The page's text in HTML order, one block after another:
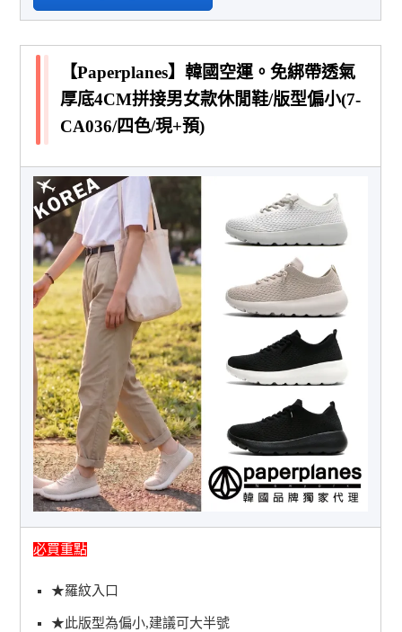
【Paperplanes】韓國空運。免綁帶透氣
厚底4CM拼接男女款休閒鞋/版型偏小(7-
CA036/四色/現+預)
必買重點
★羅紋入口
★此版型為偏小,建議可大半號